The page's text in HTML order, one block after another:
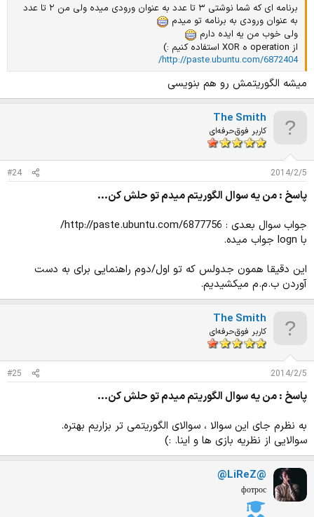
برنامه ای که شما نوشتی ۳ تا عدد به عنوان ورودی میده ولی من ۲ تا عدد
به عنوان ورودی به برنامه تو میدم
ولی خوب من یه ایده دارم
از operation ه XOR استفاده کنیم :)
http://paste.ubuntu.com/6872404/
میشه الگوریتمش رو هم بنویسی
The Smith
کاربر فوق‌حرفه‌ای
2014/2/5
#24
پاسخ : من يه سوال الگوريتم ميدم تو حلش كن...
جواب سوال بعدی : http://paste.ubuntu.com/6877756/
با logn جواب میده.
این دقیقا همون جدولس که تو اول/دوم راهنمایی برای به دست
آوردن ب.م.م میکشیدیم.
The Smith
کاربر فوق‌حرفه‌ای
2014/2/5
#25
پاسخ : من يه سوال الگوريتم ميدم تو حلش كن...
به نظرم جای این سوالا ، سوالای الگوریتمی تر بزاریم بهتره.
سوالایی از نظریه بازی ها و اینا. :)
@LiReZ@
фотрос